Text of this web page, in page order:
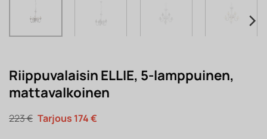
Riippuvalaisin ELLIE, 5-lamppuinen,
mattavalkoinen
223€ Alkuperäinen
hinta
174€Nykyinen